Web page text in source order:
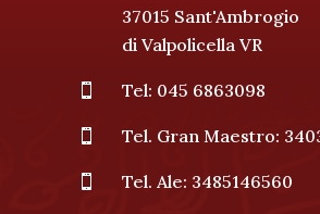
37015 Sant'Ambrogio
di Valpolicella VR
 Tel: 045 6863098
 Tel. Gran Maestro:
 Tel. Ale: 3485146560